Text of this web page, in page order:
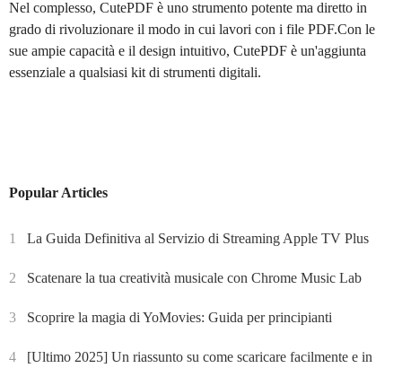
Nel complesso, CutePDF è uno strumento potente ma diretto in
grado di rivoluzionare il modo in cui lavori con i file PDF.Con le
sue ampie capacità e il design intuitivo, CutePDF è un'aggiunta
essenziale a qualsiasi kit di strumenti digitali.
Popular Articles
1 La Guida Definitiva al Servizio di Streaming Apple TV Plus
2 Scatenare la tua creatività musicale con Chrome Music Lab
3 Scoprire la magia di YoMovies: Guida per principianti
4
[Ultimo 2025] Un riassunto su come scaricare facilmente e in